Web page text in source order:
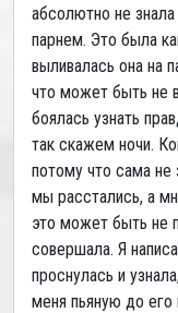
абсолютно не
парнем. Это была
выливалась она на
что может быть не
боялась узнать
так скажем ночи.
потому что сама не
мы расстались, а
это может быть не
совершала. Я
проснулась и
меня пьяную до его